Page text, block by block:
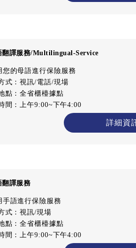
翻譯服務/Multilingual-Service
您的母語進行保險服務
式：視訊/電話/現場
點：全省櫃檯據點
間：上午9:00~下午4:00
詳細資
翻譯服務
手語進行保險服務
式：視訊/現場
點：全省櫃檯據點
間：上午9:00~下午4:00